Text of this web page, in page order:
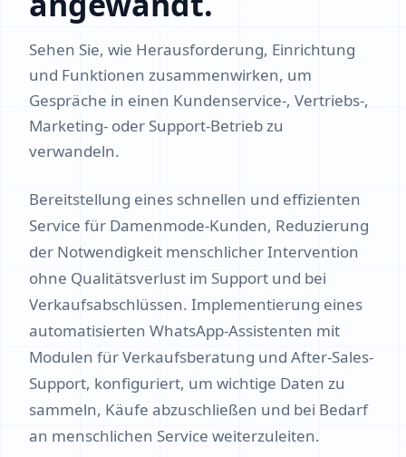
Sehen Sie, wie Herausforderung, Einrichtung
und Funktionen zusammenwirken, um
Gespräche in einen Kundenservice-, Vertriebs-,
Marketing- oder Support-Betrieb zu
verwandeln.
Bereitstellung eines schnellen und effizienten
Service für Damenmode-Kunden, Reduzierung
der Notwendigkeit menschlicher Intervention
ohne Qualitätsverlust im Support und bei
Verkaufsabschlüssen. Implementierung eines
automatisierten WhatsApp-Assistenten mit
Modulen für Verkaufsberatung und After-Sales-
Support, konfiguriert, um wichtige Daten zu
sammeln, Käufe abzuschließen und bei Bedarf
an menschlichen Service weiterzuleiten.